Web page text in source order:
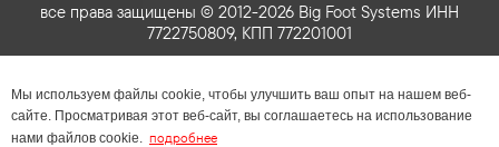
все права защищены © 2012-2026 Big Foot Systems ИНН
7722750809, КПП 772201001
Мы используем файлы cookie, чтобы улучшить ваш опыт на нашем веб-
сайте. Просматривая этот веб-сайт, вы соглашаетесь на использование
нами файлов cookie. подробнее